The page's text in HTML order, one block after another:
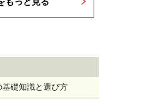
礎知識と選び方